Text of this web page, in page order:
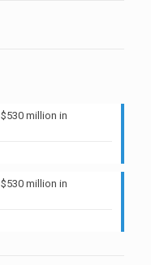
million in
million in